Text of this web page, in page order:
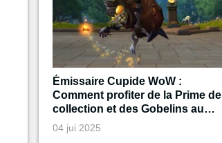
Émissaire Cupide WoW :
Comment profiter de la Prime de
collection et des Gobelins au
trésor de Diablo pendant
l'événement ?
04 jui 2025